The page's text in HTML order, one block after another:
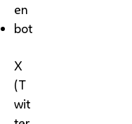
en
bot
X
(T
wit